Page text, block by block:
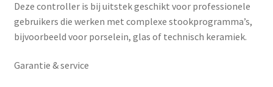
Deze controller is bij uitstek geschikt voor professionele
gebruikers die werken met complexe stookprogramma’s,
bijvoorbeeld voor porselein, glas of technisch keramiek.
Garantie & service